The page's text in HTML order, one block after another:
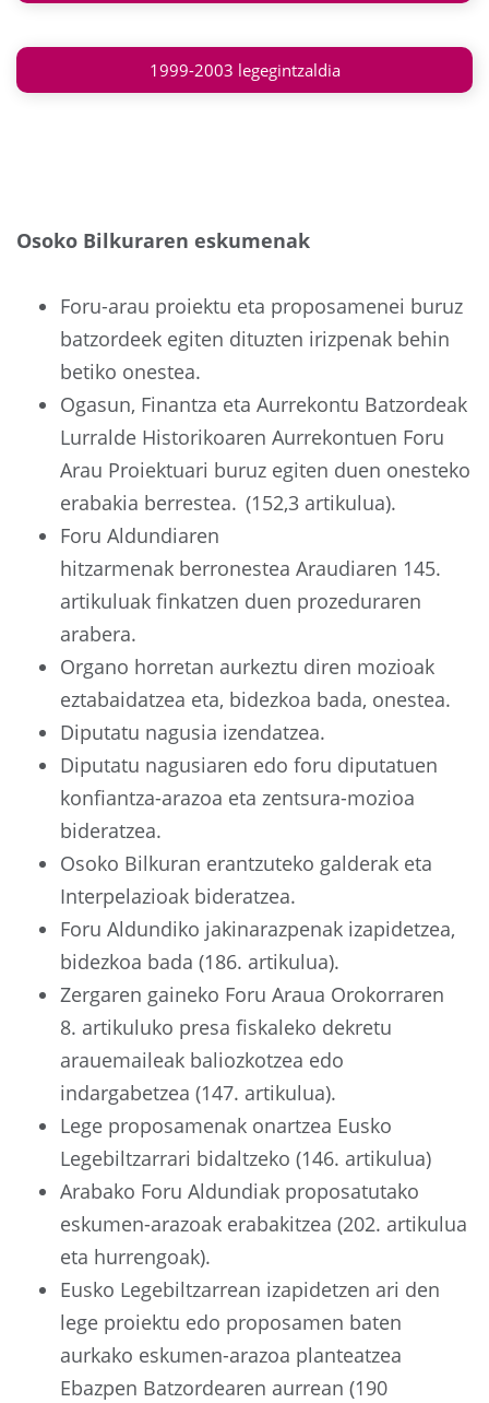
1999-2003 legegintzaldia
Osoko Bilkuraren eskumenak
Foru-arau proiektu eta proposamenei buruz
batzordeek egiten dituzten irizpenak behin
betiko onestea.
Ogasun, Finantza eta Aurrekontu Batzordeak
Lurralde Historikoaren Aurrekontuen Foru
Arau Proiektuari buruz egiten duen onesteko
erabakia berrestea. (152,3 artikulua).
Foru Aldundiaren
hitzarmenak berronestea Araudiaren 145.
artikuluak finkatzen duen prozeduraren
arabera.
Organo horretan aurkeztu diren mozioak
eztabaidatzea eta, bidezkoa bada, onestea.
Diputatu nagusia izendatzea.
Diputatu nagusiaren edo foru diputatuen
konfiantza-arazoa eta zentsura-mozioa
bideratzea.
Osoko Bilkuran erantzuteko galderak eta
Interpelazioak bideratzea.
Foru Aldundiko jakinarazpenak izapidetzea,
bidezkoa bada (186. artikulua).
Zergaren gaineko Foru Araua Orokorraren
8. artikuluko presa fiskaleko dekretu
arauemaileak baliozkotzea edo
indargabetzea (147. artikulua).
Lege proposamenak onartzea Eusko
Legebiltzarrari bidaltzeko (146. artikulua)
Arabako Foru Aldundiak proposatutako
eskumen-arazoak erabakitzea (202. artikulua
eta hurrengoak).
Eusko Legebiltzarrean izapidetzen ari den
lege proiektu edo proposamen baten
aurkako eskumen-arazoa planteatzea
Ebazpen Batzordearen aurrean (190